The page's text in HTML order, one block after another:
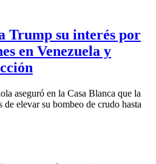
Trump su interés por
en Venezuela y
aseguró en la Casa Blanca que la
de elevar su bombeo de crudo hasta